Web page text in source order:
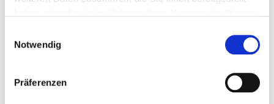
Notwendig
Präferenzen